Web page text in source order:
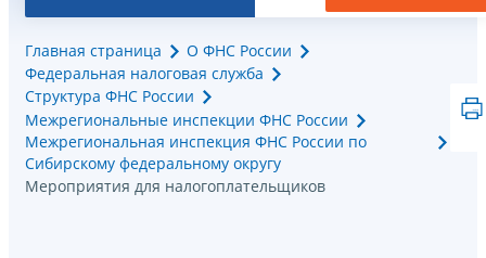
Главная страница
О ФНС России
Федеральная налоговая служба
Структура ФНС России
Межрегиональные инспекции ФНС России
Межрегиональная инспекция ФНС России по
Сибирскому федеральному округу
Мероприятия для налогоплательщиков